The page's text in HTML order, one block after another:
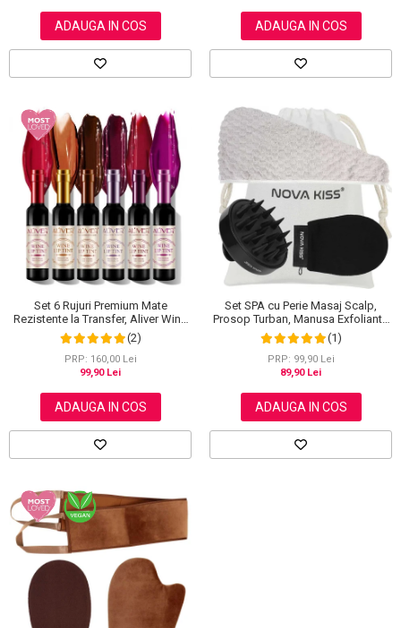
ADAUGA IN COS ADAUGA IN COS
Set 6 Rujuri Premium Mate
Rezistente la Transfer, Aliver Wine
Lip Tint Waterproof, 7 g X 6 buc
(2)
PRP: 160,00 Lei
99,90 Lei
ADAUGA IN COS
Set SPA cu Perie Masaj Scalp,
Prosop Turban, Manusa Exfolianta
si Saculet din Bumbac, NOVA
KISS®
(1)
PRP: 99,90 Lei
89,90 Lei
ADAUGA IN COS